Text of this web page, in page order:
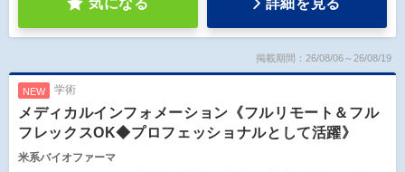
気になる 詳細を見る
掲載期間：26/08/06～26/08/19
NEW 学術
メディカルインフォメーション《フルリモート＆フル
フレックスOK◆プロフェッショナルとして活躍》
米系バイオファーマ